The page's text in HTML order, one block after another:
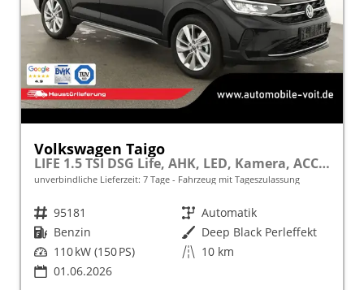
Volkswagen Taigo
LIFE 1.5 TSI DSG Life, AHK, LED, Kamera, ACC, Winter, 17-Zoll
unverbindliche Lieferzeit: 7 Tage Fahrzeug mit Tageszulassung
Fahrzeugnr. 95181 Getriebe Automatik
Kraftstoff Benzin Außenfarbe Deep Black Perleffekt
Leistung 110 kW (150 PS) Kilometerstand 10 km
01.06.2026